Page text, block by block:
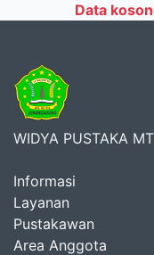
Data
WIDYA PUSTAKA
Informasi
Layanan
Pustakawan
Area Anggota